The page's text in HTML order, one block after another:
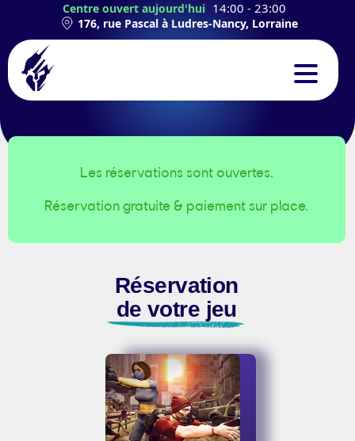
Centre ouvert aujourd'hui 14:00 - 23:00
176, rue Pascal à Ludres-Nancy, Lorraine
EXPÉRIENCES
TEAMBUILDING
Les réservations sont ouvertes.
Réservation gratuite & paiement sur place.
Réservation
de votre jeu